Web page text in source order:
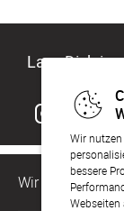
Wir
bessere
Webseiten
Lass Dich
Wir sind für